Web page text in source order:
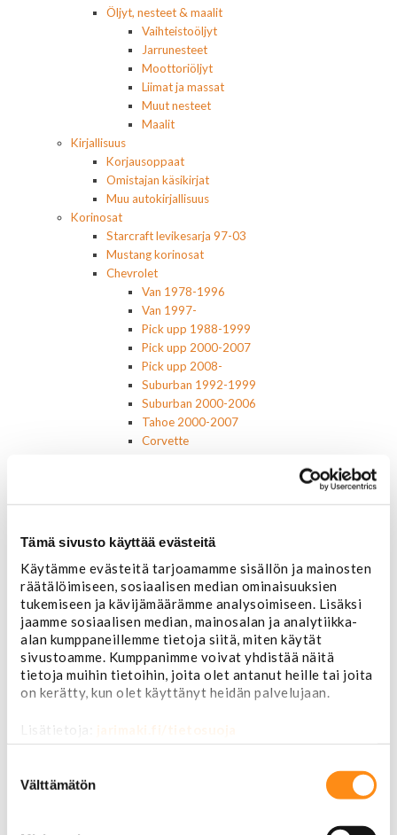
Tämä sivusto käyttää evästeitä
Käytämme evästeitä tarjoamamme sisällön ja mainosten
räätälöimiseen, sosiaalisen median ominaisuuksien
tukemiseen ja kävijämäärämme analysoimiseen. Lisäksi
jaamme sosiaalisen median, mainosalan ja analytiikka-
alan kumppaneillemme tietoja siitä, miten käytät
sivustoamme. Kumppanimme voivat yhdistää näitä
tietoja muihin tietoihin, joita olet antanut heille tai joita
on kerätty, kun olet käyttänyt heidän palvelujaan.
Lisätietoja: jarimaki.fi/tietosuoja
valinta
Välttämätön
Öljyt, nesteet & maalit
Vaihteistoöljyt
Jarrunesteet
Moottoriöljyt
Liimat ja massat
Muut nesteet
Maalit
Kirjallisuus
Korjausoppaat
Omistajan käsikirjat
Muu autokirjallisuus
Korinosat
Starcraft levikesarja 97-03
Mustang korinosat
Chevrolet
Van 1978-1996
Van 1997-
Pick upp 1988-1999
Pick upp 2000-2007
Pick upp 2008-
Suburban 1992-1999
Suburban 2000-2006
Tahoe 2000-2007
Corvette
Pontiac
Buick
Jeep
Lasit, ikkunatarvikkeet
Sivulasit/takalasit
Tuulilasit
Tuulilasin pyyhkijän osat
Pyyhkijänsulat
Sivulasivisiirit ja tuuliohjaimet
Lavatarvikkeet PickUp:eihin